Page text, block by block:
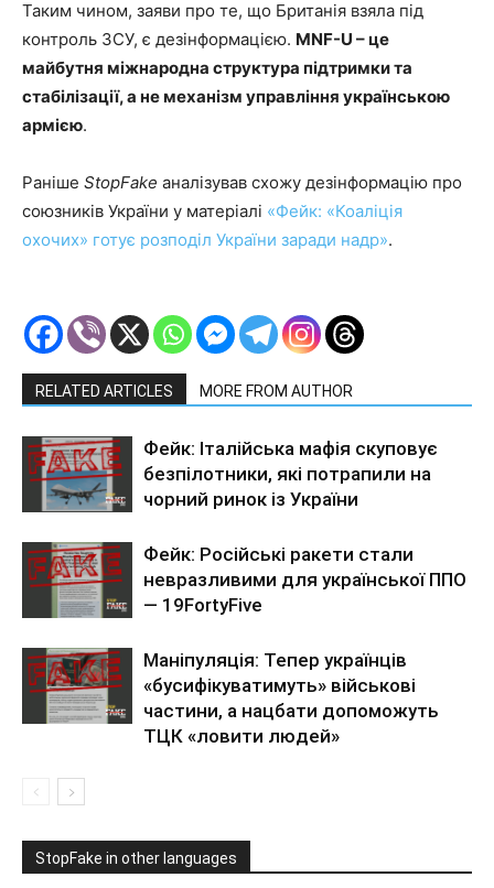
Таким чином, заяви про те, що Британія взяла під
контроль ЗСУ, є дезінформацією. MNF-U – це
майбутня міжнародна структура підтримки та
стабілізації, а не механізм управління українською
армією.
Раніше StopFake аналізував схожу дезінформацію про
союзників України у матеріалі «Фейк: «Коаліція
охочих» готує розподіл України заради надр».
RELATED ARTICLES MORE FROM AUTHOR
Фейк: Італійська мафія скуповує
безпілотники, які потрапили на
чорний ринок із України
Фейк: Російські ракети стали
невразливими для української ППО
— 19FortyFive
Маніпуляція: Тепер українців
«бусифікуватимуть» військові
частини, а нацбати допоможуть
ТЦК «ловити людей»
StopFake in other languages